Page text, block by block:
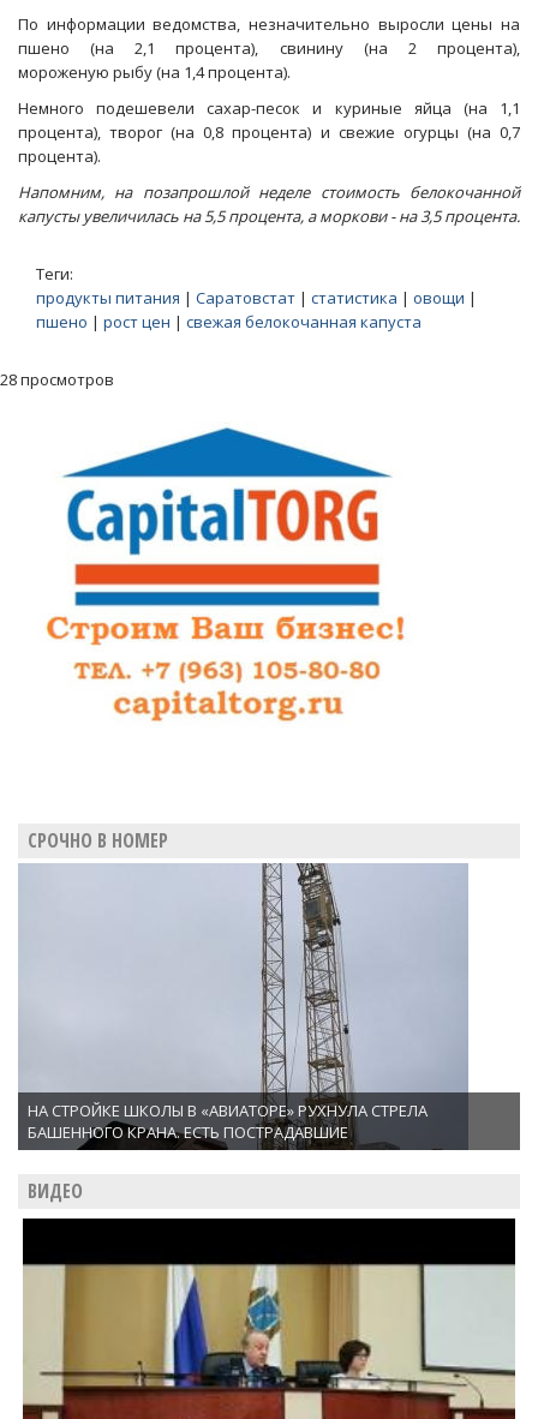
По информации ведомства, незначительно выросли цены на
пшено (на 2,1 процента), свинину (на 2 процента),
мороженую рыбу (на 1,4 процента).
Немного подешевели сахар-песок и куриные яйца (на 1,1
процента), творог (на 0,8 процента) и свежие огурцы (на 0,7
процента).
Напомним, на позапрошлой неделе стоимость белокочанной
капусты увеличилась на 5,5 процента, а моркови - на 3,5 процента.
Теги:
продукты питания | Саратовстат | статистика | овощи |
пшено | рост цен | свежая белокочанная капуста
28 просмотров
СРОЧНО В НОМЕР
НА СТРОЙКЕ ШКОЛЫ В «АВИАТОРЕ» РУХНУЛА СТРЕЛА
БАШЕННОГО КРАНА. ЕСТЬ ПОСТРАДАВШИЕ
ВИДЕО